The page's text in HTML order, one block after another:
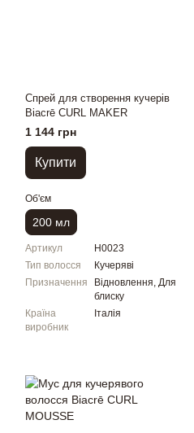
Спрей для створення кучерів
Biacrē CURL MAKER
1 144 грн
Купити
Об'єм
200 мл
Артикул
H0023
Тип волосся
Кучеряві
Призначення
Відновлення, Для
блиску
Країна
виробник
Італія